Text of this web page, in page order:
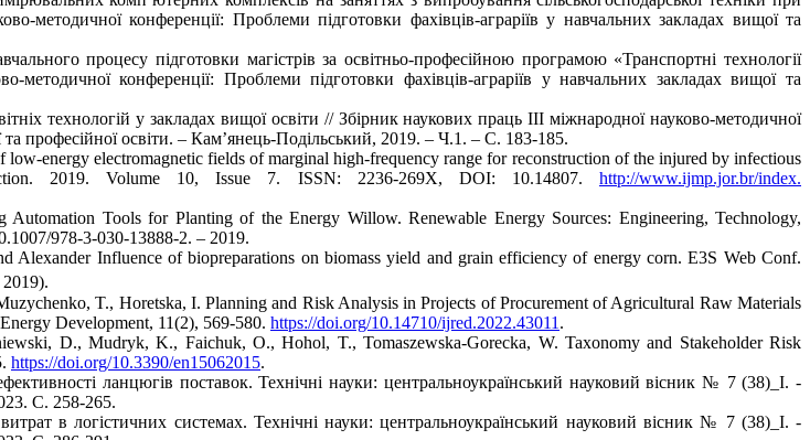
методичної конференції: Проблеми підготовки фахівців-аграріїв у навчальних закладах вищої та
процесу підготовки магістрів за освітньо-професійною програмою «Транспортні технології
методичної конференції: Проблеми підготовки фахівців-аграріїв у навчальних закладах вищої та
у закладах вищої освіти // Збірник наукових праць ІІІ міжнародної науково-методичної
професійної освіти. – Кам’янець-Подільський, 2019. – Ч.1. – С. 183-185.
energy electromagnetic fields of marginal high-frequency range for reconstruction of the injured by infectious
2019. Volume 10, Issue 7. ISSN: 2236-269X, DOI: 10.14807. http://www.ijmp.jor.br/index.
Tools for Planting of the Energy Willow. Renewable Energy Sources: Engineering, Technology,
978-3-030-13888-2. – 2019.
Alexander Influence of biopreparations on biomass yield and grain efficiency of energy corn. E3S Web Conf.
T., Horetska, I. Planning and Risk Analysis in Projects of Procurement of Agricultural Raw Materials
Development, 11(2), 569-580. https://doi.org/10.14710/ijred.2022.43011 .
D., Mudryk, K., Faichuk, O., Hohol, T., Tomaszewska-Gorecka, W. Taxonomy and Stakeholder Risk
https://doi.org/10.3390/en15062015.
ланцюгів поставок. Технічні науки: центральноукраїнський науковий вісник № 7 (38)_І. -
С. 258-265.
в логістичних системах. Технічні науки: центральноукраїнський науковий вісник № 7 (38)_І. -